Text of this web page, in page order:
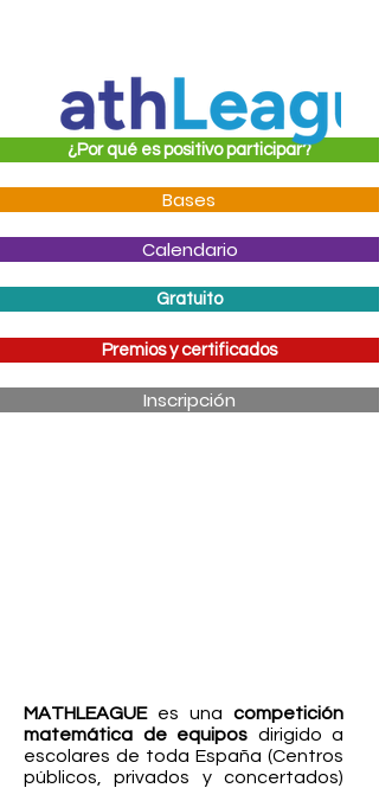
¿Por qué es positivo participar?
Bases
Calendario
Gratuito
Premios y certificados
Inscripción
MATHLEAGUEes una competición
matemática de equipos dirigido a
escolares de toda España (Centros
públicos, privados y concertados)